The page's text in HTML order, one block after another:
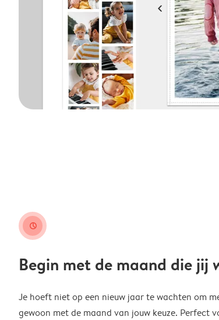
clock
Begin met de maand die jij
Je hoeft niet op een nieuw jaar te wachten om
gewoon met de maand van jouw keuze. Perfect